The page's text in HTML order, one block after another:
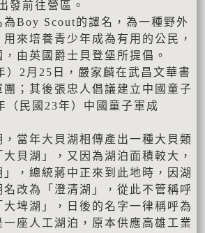
發前往營區。
為Boy Scout的譯名，為一種野外
來培養青少年成為有用的公民，
由英國爵士貝登堡所提倡。
）2月25日，嚴家麟在武昌文華書
團；其後張忠人倡議建立中國童子
（民國23年）中國童子軍成
當年大貝湖相傳產出一種大貝類
貝湖」，又因為湖泊面積較大，
，總統蔣中正來到此地時，因湖
改為「澄清湖」，從此不管稱呼
大埤湖」，日後的名字一律稱呼為
一座人工湖泊，原本供應高雄工業